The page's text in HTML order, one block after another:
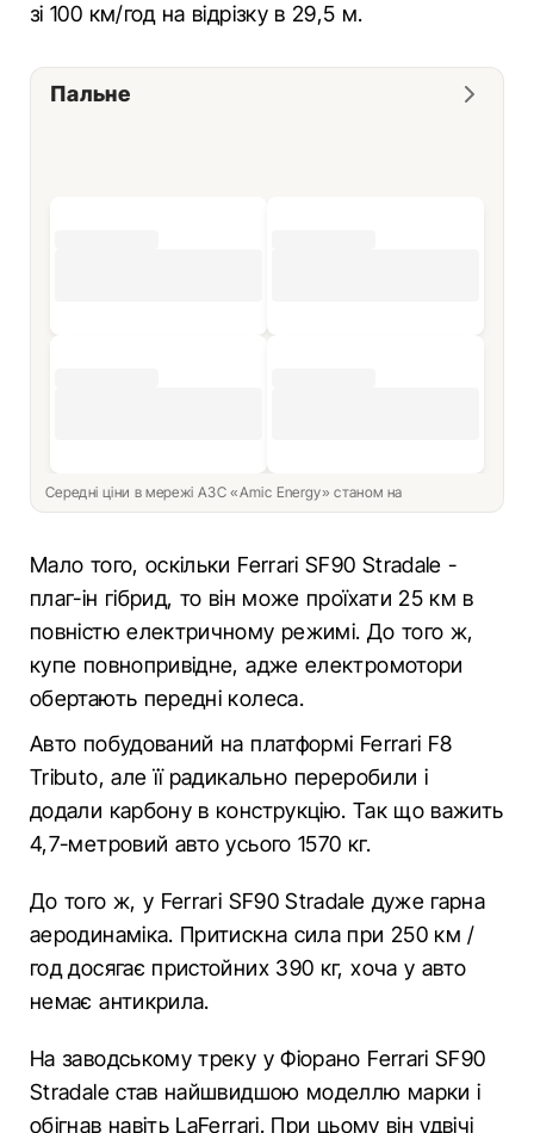
зі 100 км/год на відрізку в 29,5 м.
Пальне
Середні ціни в мережі АЗС «Amic Energy» станом на
Мало того, оскільки Ferrari SF90 Stradale -
плаг-ін гібрид, то він може проїхати 25 км в
повністю електричному режимі. До того ж,
купе повнопривідне, адже електромотори
обертають передні колеса.
Авто побудований на платформі Ferrari F8
Tributo, але її радикально переробили і
додали карбону в конструкцію. Так що важить
4,7-метровий авто усього 1570 кг.
До того ж, у Ferrari SF90 Stradale дуже гарна
аеродинаміка. Притискна сила при 250 км /
год досягає пристойних 390 кг, хоча у авто
немає антикрила.
На заводському треку у Фіорано Ferrari SF90
Stradale став найшвидшою моделлю марки і
обігнав навіть LaFerrari. При цьому він удвічі